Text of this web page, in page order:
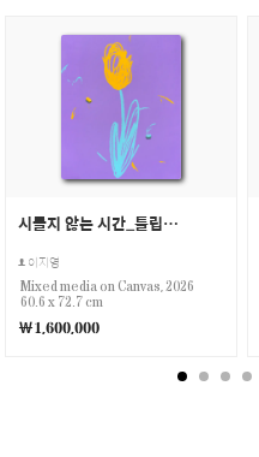
시들지 않는 시간_튤립(3)
이지영
Mixed media on Canvas, 2026
60.6 x 72.7 cm
￦1,600,000